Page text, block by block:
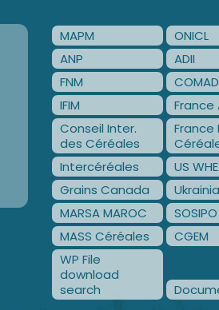
MAPM
ONICL
ANP
ADII
FNM
IFIM
France
Conseil Inter.
des Céréales
France
Intercéréales
US
Grains Canada
MARSA MAROC
SOSIPO
MASS Céréales
CGEM
WP File
download
search